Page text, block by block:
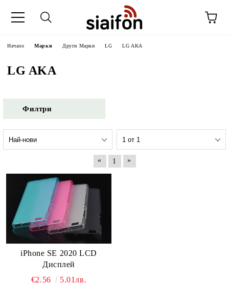
Начало Марки Други Марки LG LG AKA
LG AKA
Филтри
« 1 »
iPhone SE 2020 LCD
Дисплей
€2.56
5.01лв.